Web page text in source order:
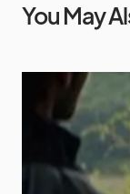
You May